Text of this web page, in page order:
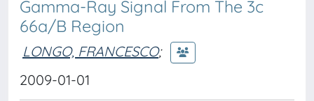
Gamma-Ray Signal From The 3c
66a/B Region
LONGO, FRANCESCO;
2009-01-01